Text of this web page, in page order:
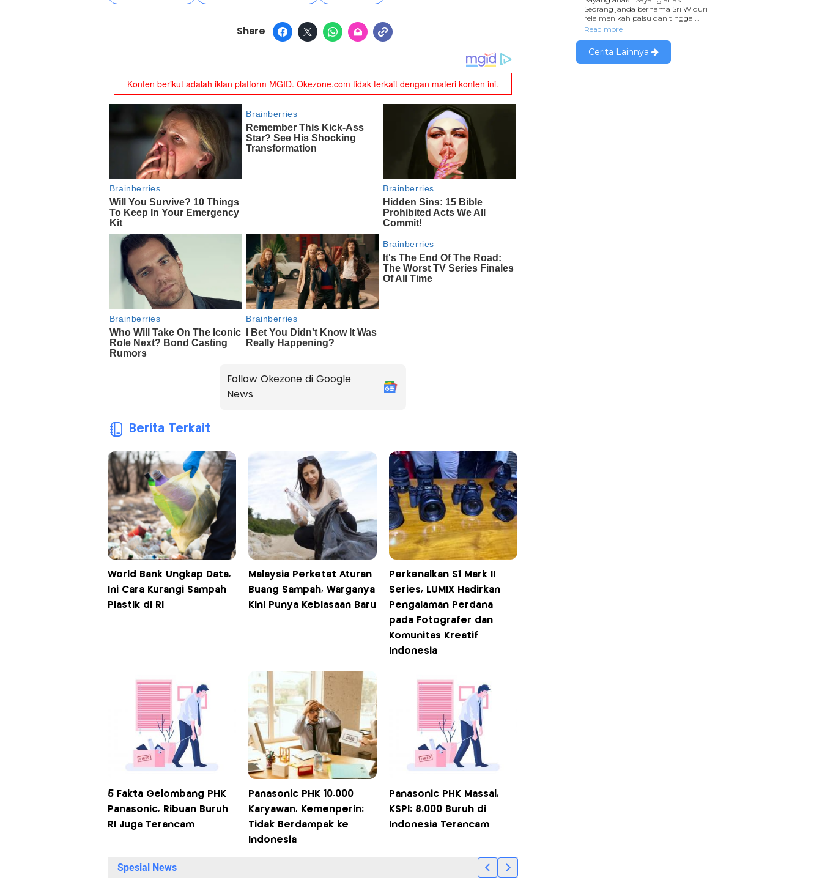
Share
Follow Okezone di Google
News
Berita Terkait
World Bank Ungkap Data,
Ini Cara Kurangi Sampah
Plastik di RI
Malaysia Perketat Aturan
Buang Sampah, Warganya
Kini Punya Kebiasaan Baru
Perkenalkan S1 Mark II
Series, LUMIX Hadirkan
Pengalaman Perdana
pada Fotografer dan
Komunitas Kreatif
Indonesia
5 Fakta Gelombang PHK
Panasonic, Ribuan Buruh
RI Juga Terancam
Panasonic PHK 10.000
Karyawan, Kemenperin:
Tidak Berdampak ke
Indonesia
Panasonic PHK Massal,
KSPI: 8.000 Buruh di
Indonesia Terancam